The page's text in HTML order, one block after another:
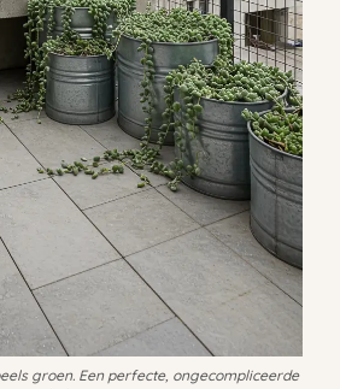
groen. Een perfecte, ongecompliceerde